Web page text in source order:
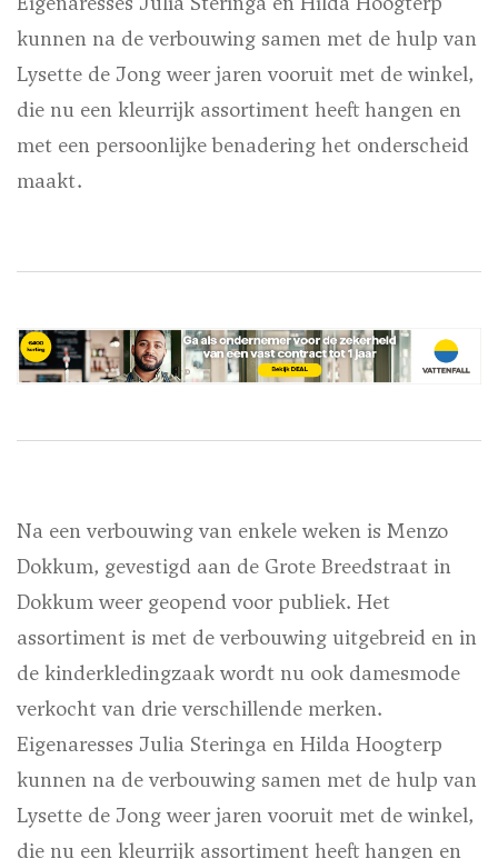
kunnen na de verbouwing samen met de hulp van
Lysette de Jong weer jaren vooruit met de winkel,
die nu een kleurrijk assortiment heeft hangen en
met een persoonlijke benadering het onderscheid
maakt.
Na een verbouwing van enkele weken is Menzo
Dokkum, gevestigd aan de Grote Breedstraat in
Dokkum weer geopend voor publiek. Het
assortiment is met de verbouwing uitgebreid en in
de kinderkledingzaak wordt nu ook damesmode
verkocht van drie verschillende merken.
Eigenaresses Julia Steringa en Hilda Hoogterp
kunnen na de verbouwing samen met de hulp van
Lysette de Jong weer jaren vooruit met de winkel,
die nu een kleurrijk assortiment heeft hangen en